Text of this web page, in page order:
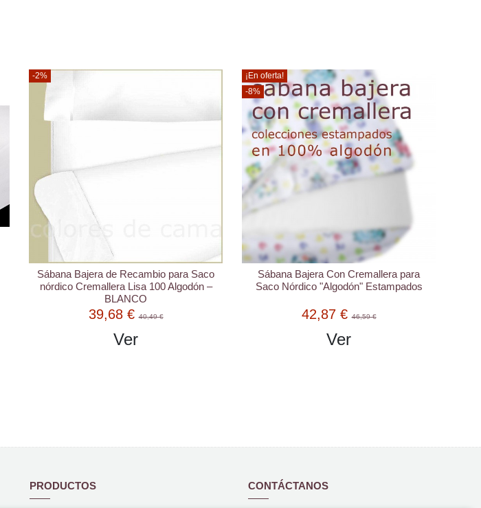
-2%
Sábana Bajera de Recambio para Saco
nórdico Cremallera Lisa 100 Algodón –
BLANCO
39,68 €40,49 €
Ver
¡En oferta!
-8%
Sábana Bajera Con Cremallera para
Saco Nórdico "Algodón" Estampados
42,87 €46,59 €
Ver
PRODUCTOS CONTÁCTANOS